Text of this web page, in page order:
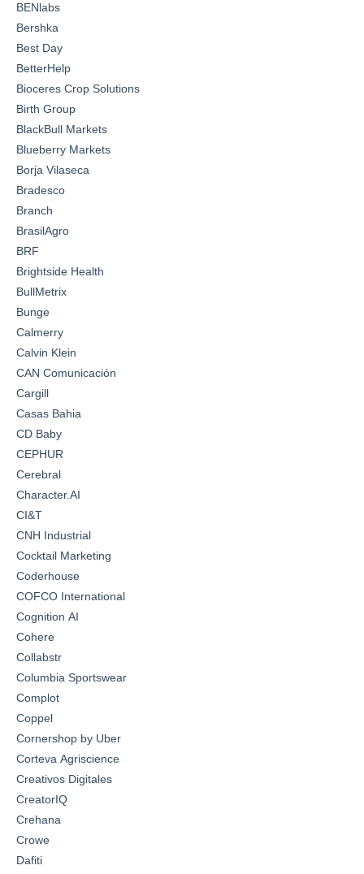
BENlabs
Bershka
Best Day
BetterHelp
Bioceres Crop Solutions
Birth Group
BlackBull Markets
Blueberry Markets
Borja Vilaseca
Bradesco
Branch
BrasilAgro
BRF
Brightside Health
BullMetrix
Bunge
Calmerry
Calvin Klein
CAN Comunicación
Cargill
Casas Bahia
CD Baby
CEPHUR
Cerebral
Character.AI
CI&T
CNH Industrial
Cocktail Marketing
Coderhouse
COFCO International
Cognition AI
Cohere
Collabstr
Columbia Sportswear
Complot
Coppel
Cornershop by Uber
Corteva Agriscience
Creativos Digitales
CreatorIQ
Crehana
Crowe
Dafiti